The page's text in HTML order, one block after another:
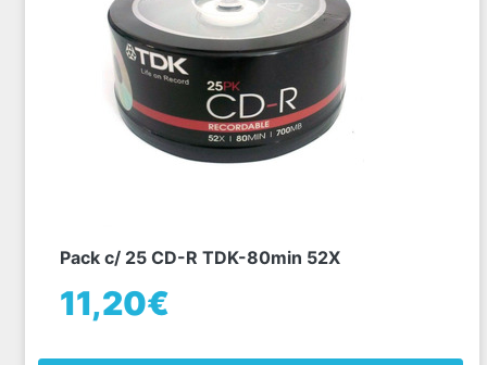
Pack c/ 25 CD-R TDK-80min 52X
11,20€